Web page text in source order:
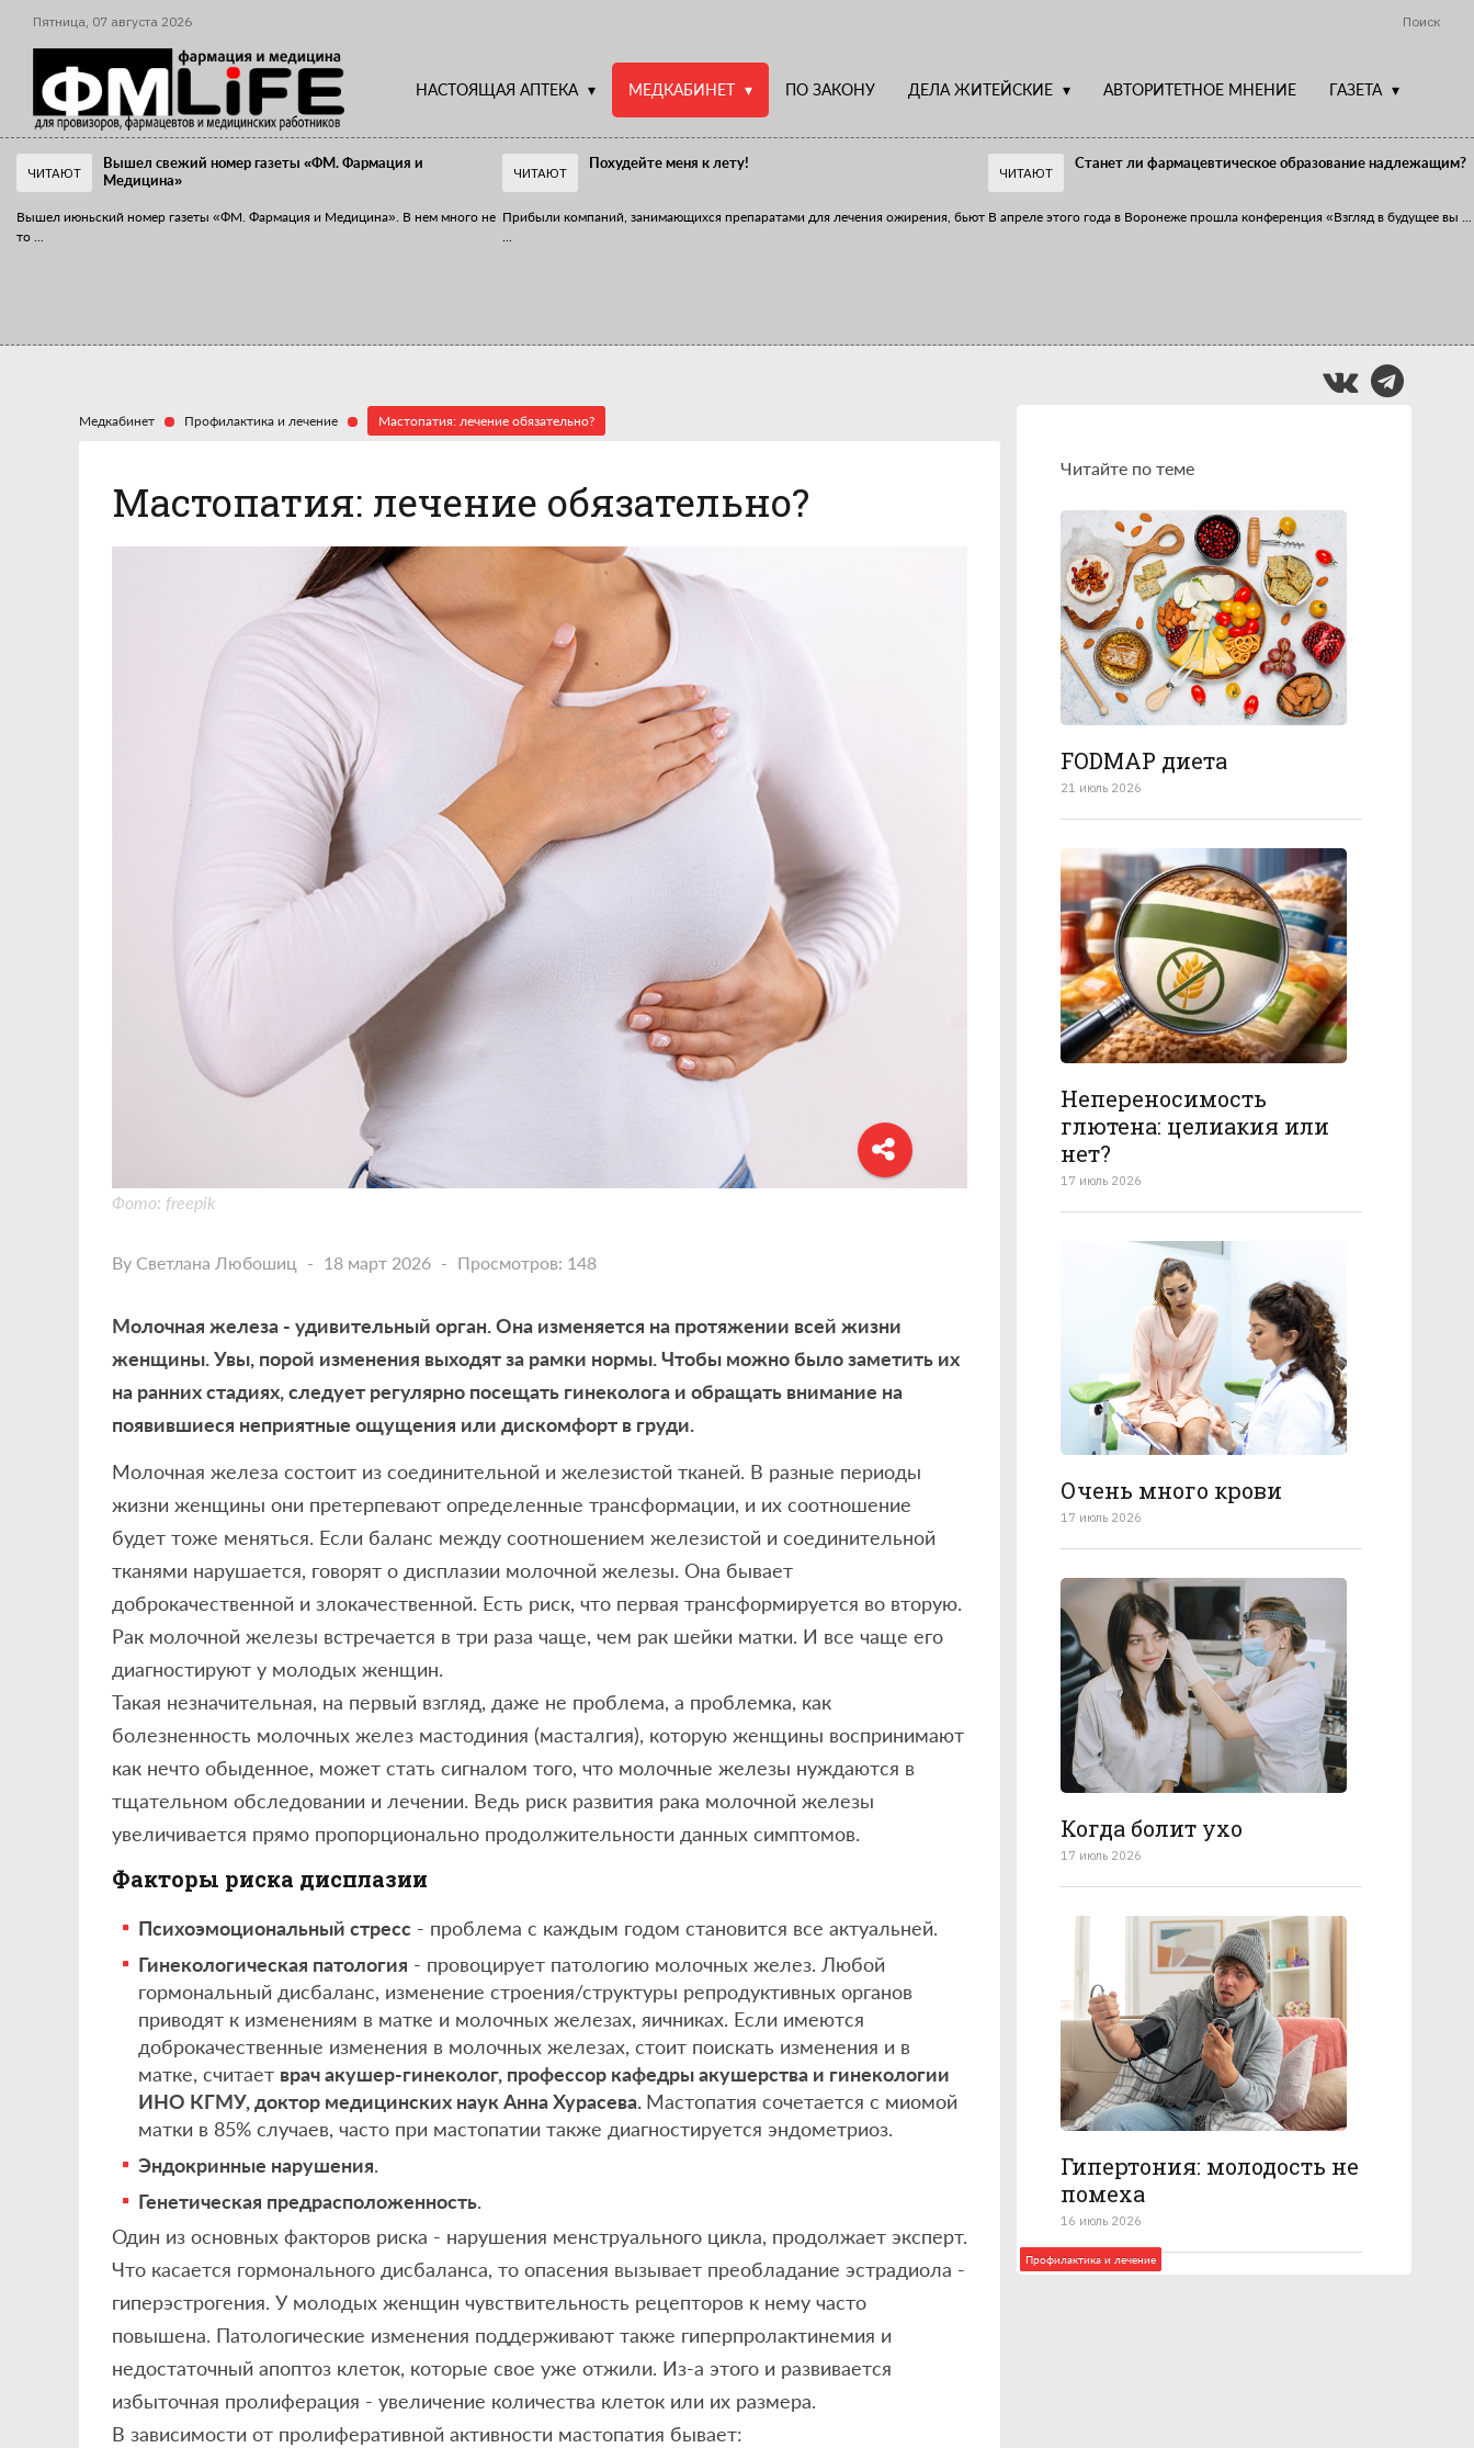
Пятница, 07 августа 2026 Поиск
НАСТОЯЩАЯ АПТЕКА МЕДКАБИНЕТ ПО ЗАКОНУ ДЕЛА ЖИТЕЙСКИЕ АВТОРИТЕТНОЕ МНЕНИЕ ГАЗЕТА
ЧИТАЮТ
Вышел свежий номер газеты «ФМ. Фармация и
Медицина»
Вышел июньский номер газеты «ФМ. Фармация и Медицина». В нем много не
то
ЧИТАЮТ
Похудейте меня к лету!
Прибыли компаний, занимающихся препаратами для лечения ожирения, бьют
ЧИТАЮТ
Станет ли фармацевтическое образование надлежащим?
В апреле этого года в Воронеже прошла конференция «Взгляд в будущее вы
Медкабинет Профилактика и лечение Мастопатия: лечение обязательно?
Мастопатия: лечение обязательно?
Фото: freepik
By Светлана Любошиц 18 март 2026 Просмотров: 148
Молочная железа - удивительный орган. Она изменяется на протяжении всей жизни
женщины. Увы, порой изменения выходят за рамки нормы. Чтобы можно было заметить их
на ранних стадиях, следует регулярно посещать гинеколога и обращать внимание на
появившиеся неприятные ощущения или дискомфорт в груди.
Молочная железа состоит из соединительной и железистой тканей. В разные периоды
жизни женщины они претерпевают определенные трансформации, и их соотношение
будет тоже меняться. Если баланс между соотношением железистой и соединительной
тканями нарушается, говорят о дисплазии молочной железы. Она бывает
доброкачественной и злокачественной. Есть риск, что первая трансформируется во вторую.
Рак молочной железы встречается в три раза чаще, чем рак шейки матки. И все чаще его
диагностируют у молодых женщин.
Такая незначительная, на первый взгляд, даже не проблема, а проблемка, как
болезненность молочных желез мастодиния (масталгия), которую женщины воспринимают
как нечто обыденное, может стать сигналом того, что молочные железы нуждаются в
тщательном обследовании и лечении. Ведь риск развития рака молочной железы
увеличивается прямо пропорционально продолжительности данных симптомов.
Факторы риска дисплазии
Психоэмоциональный стресс - проблема с каждым годом становится все актуальней.
Гинекологическая патология - провоцирует патологию молочных желез. Любой
гормональный дисбаланс, изменение строения/структуры репродуктивных органов
приводят к изменениям в матке и молочных железах, яичниках. Если имеются
доброкачественные изменения в молочных железах, стоит поискать изменения и в
матке, считает врач акушер-гинеколог, профессор кафедры акушерства и гинекологии
ИНО КГМУ, доктор медицинских наук Анна Хурасева. Мастопатия сочетается с миомой
матки в 85% случаев, часто при мастопатии также диагностируется эндометриоз.
Эндокринные нарушения.
Генетическая предрасположенность.
Один из основных факторов риска - нарушения менструального цикла, продолжает эксперт.
Что касается гормонального дисбаланса, то опасения вызывает преобладание эстрадиола -
гиперэстрогения. У молодых женщин чувствительность рецепторов к нему часто
повышена. Патологические изменения поддерживают также гиперпролактинемия и
недостаточный апоптоз клеток, которые свое уже отжили. Из-а этого и развивается
избыточная пролиферация - увеличение количества клеток или их размера.
В зависимости от пролиферативной активности мастопатия бывает:
Читайте по теме
Профилактика и лечение
FODMAP диета
21 июль 2026
Анатомия болезни
Непереносимость
глютена: целиакия или
нет?
17 июль 2026
Профилактика и лечение
Очень много крови
17 июль 2026
Профилактика и лечение
Когда болит ухо
17 июль 2026
Профилактика и лечение
Гипертония: молодость не
помеха
16 июль 2026